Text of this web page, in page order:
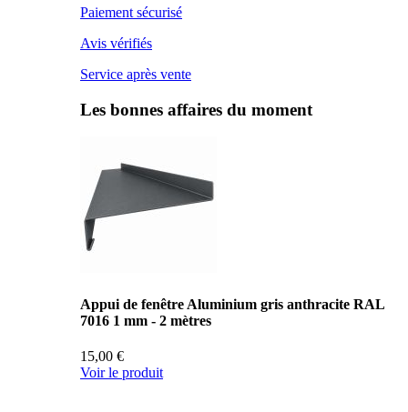
Paiement sécurisé
Avis vérifiés
Service après vente
Les bonnes affaires du moment
Appui de fenêtre Aluminium gris anthracite RAL
7016 1 mm - 2 mètres
15,00 €
Voir le produit